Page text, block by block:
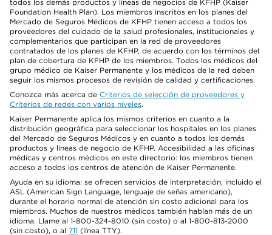
todos los demás productos y líneas de negocios de KFHP (Kaiser
Foundation Health Plan). Los miembros inscritos en los planes del
Mercado de Seguros Médicos de KFHP tienen acceso a todos los
proveedores del cuidado de la salud profesionales, institucionales y
complementarios que participan en la red de proveedores
contratados de los planes de KFHP, de acuerdo con los términos del
plan de cobertura de KFHP de los miembros. Todos los médicos del
grupo médico de Kaiser Permanente y los médicos de la red deben
seguir los mismos procesos de revisión de calidad y certificaciones.
Conozca más acerca de Criterios de selección de proveedores y
Criterios de redes con varios niveles.
Kaiser Permanente aplica los mismos criterios en cuanto a la
distribución geográfica para seleccionar los hospitales en los planes
del Mercado de Seguros Médicos y en cuanto a todos los demás
productos y líneas de negocio de KFHP. Accesibilidad a las oficinas
médicas y centros médicos en este directorio: los miembros tienen
acceso a todos los centros de atención de Kaiser Permanente.
Ayuda en su idioma: se ofrecen servicios de interpretación, incluido el
ASL (American Sign Language, lenguaje de señas americano),
durante el horario normal de atención sin costo adicional para los
miembros. Muchos de nuestros médicos también hablan más de un
idioma. Llame al 1-800-324-8010 (sin costo) o al 1-800-813-2000
(sin costo), o al 711 (línea TTY).